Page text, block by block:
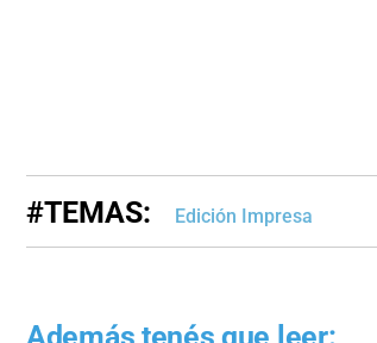
#TEMAS: Edición Impresa